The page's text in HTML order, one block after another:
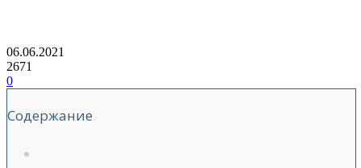
06.06.2021
2671
0
Содержание